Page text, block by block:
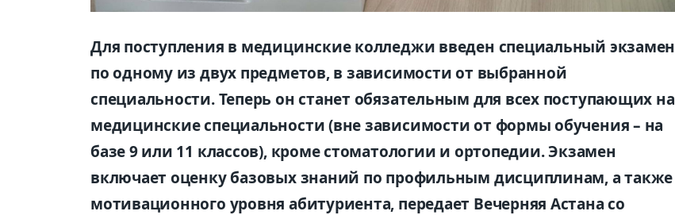
Для поступления в медицинские колледжи введен специальный экзамен
по одному из двух предметов, в зависимости от выбранной
специальности. Теперь он станет обязательным для всех поступающих на
медицинские специальности (вне зависимости от формы обучения – на
базе 9 или 11 классов), кроме стоматологии и ортопедии. Экзамен
включает оценку базовых знаний по профильным дисциплинам, а также
мотивационного уровня абитуриента, передает Вечерняя Астана со